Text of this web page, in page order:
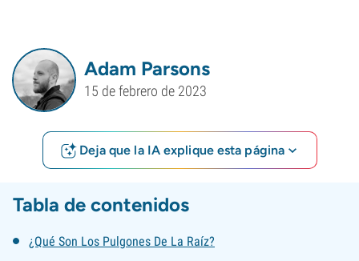
Adam Parsons
15 de febrero de 2023
Deja que la IA explique esta página
Tabla de contenidos
¿Qué Son Los Pulgones De La Raíz?